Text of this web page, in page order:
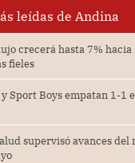
leídas de Andina
crecerá hasta 7% hacia
fieles
Sport Boys empatan 1-1
supervisó avances del